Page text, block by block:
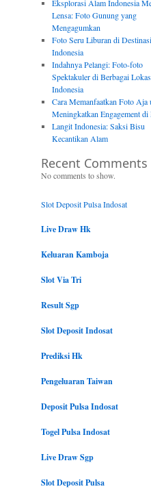
Eksplorasi Alam Indonesia
Lensa: Foto Gunung yang
Mengagumkan
Foto Seru Liburan di
Indonesia
Indahnya Pelangi: Foto-foto
Spektakuler di Berbagai
Indonesia
Cara Memanfaatkan Foto Aja
Meningkatkan Engagement di
Langit Indonesia: Saksi Bisu
Kecantikan Alam
Recent Comments
No comments to show.
Slot Deposit Pulsa Indosat
Live Draw Hk
Keluaran Kamboja
Slot Via Tri
Result Sgp
Slot Deposit Indosat
Prediksi Hk
Pengeluaran Taiwan
Deposit Pulsa Indosat
Togel Pulsa Indosat
Live Draw Sgp
Slot Deposit Pulsa